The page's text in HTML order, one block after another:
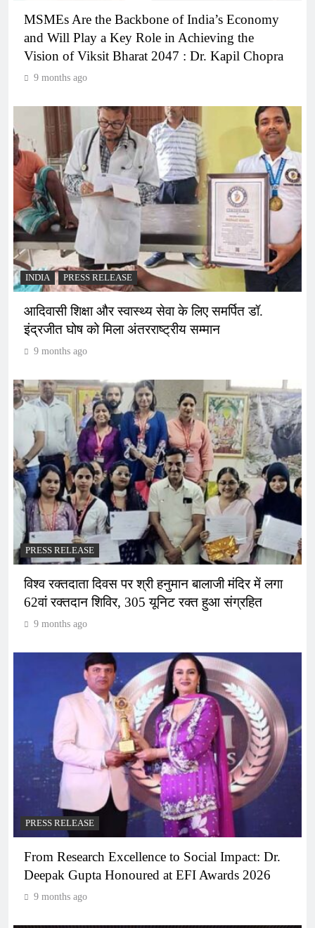
MSMEs Are the Backbone of India’s Economy
and Will Play a Key Role in Achieving the
Vision of Viksit Bharat 2047 : Dr. Kapil Chopra
9 months ago
INDIA PRESS RELEASE
आदिवासी शिक्षा और स्वास्थ्य सेवा के लिए समर्पित डॉ.
इंद्रजीत घोष को मिला अंतरराष्ट्रीय सम्मान
9 months ago
PRESS RELEASE
विश्व रक्तदाता दिवस पर श्री हनुमान बालाजी मंदिर में लगा
62वां रक्तदान शिविर, 305 यूनिट रक्त हुआ संग्रहित
9 months ago
PRESS RELEASE
From Research Excellence to Social Impact: Dr.
Deepak Gupta Honoured at EFI Awards 2026
9 months ago